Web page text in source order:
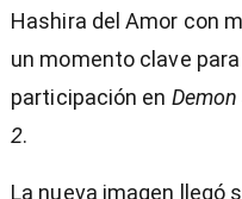
Hashira del Amor con
un momento clave
participación en
2.
La nueva imagen llegó